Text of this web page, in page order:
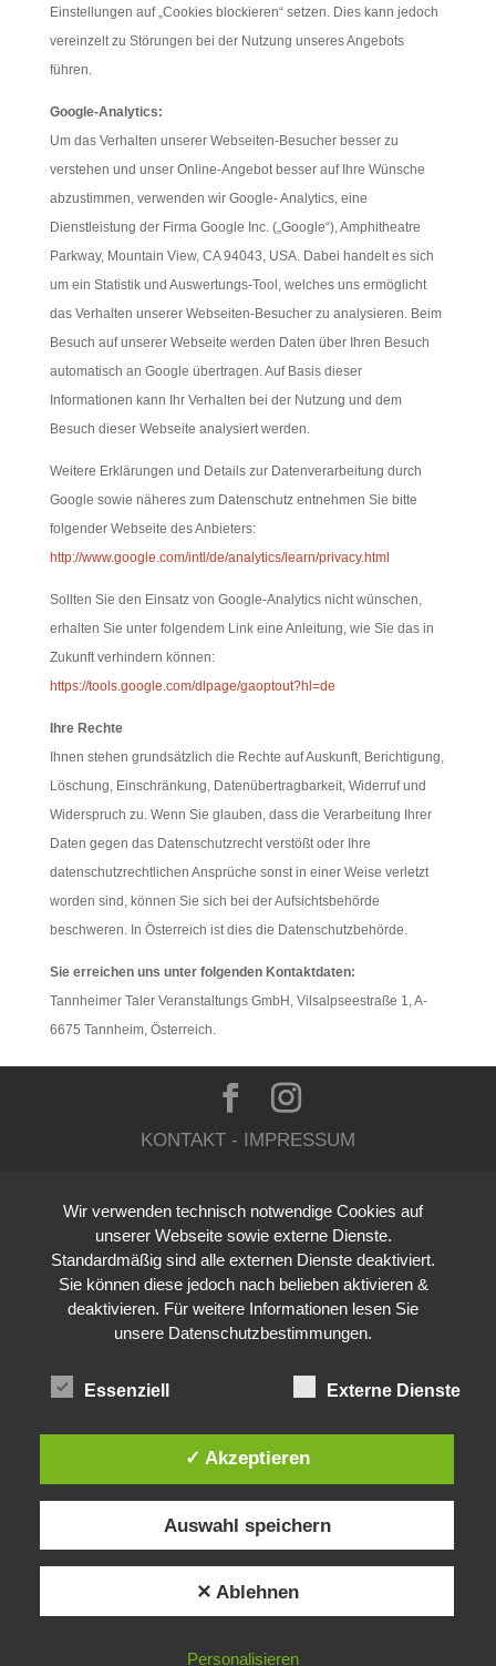
Einstellungen auf „Cookies blockieren“ setzen. Dies kann jedoch
vereinzelt zu Störungen bei der Nutzung unseres Angebots
führen.
Google-Analytics:
Um das Verhalten unserer Webseiten-Besucher besser zu
verstehen und unser Online-Angebot besser auf Ihre Wünsche
abzustimmen, verwenden wir Google- Analytics, eine
Dienstleistung der Firma Google Inc. („Google“), Amphitheatre
Parkway, Mountain View, CA 94043, USA. Dabei handelt es sich
um ein Statistik und Auswertungs-Tool, welches uns ermöglicht
das Verhalten unserer Webseiten-Besucher zu analysieren. Beim
Besuch auf unserer Webseite werden Daten über Ihren Besuch
automatisch an Google übertragen. Auf Basis dieser
Informationen kann Ihr Verhalten bei der Nutzung und dem
Besuch dieser Webseite analysiert werden.
Weitere Erklärungen und Details zur Datenverarbeitung durch
Google sowie näheres zum Datenschutz entnehmen Sie bitte
folgender Webseite des Anbieters:
http://www.google.com/intl/de/analytics/learn/privacy.html
Sollten Sie den Einsatz von Google-Analytics nicht wünschen,
erhalten Sie unter folgendem Link eine Anleitung, wie Sie das in
Zukunft verhindern können:
https://tools.google.com/dlpage/gaoptout?hl=de
Ihre Rechte
Ihnen stehen grundsätzlich die Rechte auf Auskunft, Berichtigung,
Löschung, Einschränkung, Datenübertragbarkeit, Widerruf und
Widerspruch zu. Wenn Sie glauben, dass die Verarbeitung Ihrer
Daten gegen das Datenschutzrecht verstößt oder Ihre
datenschutzrechtlichen Ansprüche sonst in einer Weise verletzt
worden sind, können Sie sich bei der Aufsichtsbehörde
beschweren. In Österreich ist dies die Datenschutzbehörde.
Sie erreichen uns unter folgenden Kontaktdaten:
Tannheimer Taler Veranstaltungs GmbH, Vilsalpseestraße 1, A-
6675 Tannheim, Österreich.
KONTAKT- IMPRESSUM
Wir verwenden technisch notwendige Cookies auf
unserer Webseite sowie externe Dienste.
Standardmäßig sind alle externen Dienste deaktiviert.
Sie können diese jedoch nach belieben aktivieren &
deaktivieren. Für weitere Informationen lesen Sie
unsere Datenschutzbestimmungen.
Essenziell Externe Dienste
✓ Akzeptieren
Auswahl speichern
✕ Ablehnen
Personalisieren